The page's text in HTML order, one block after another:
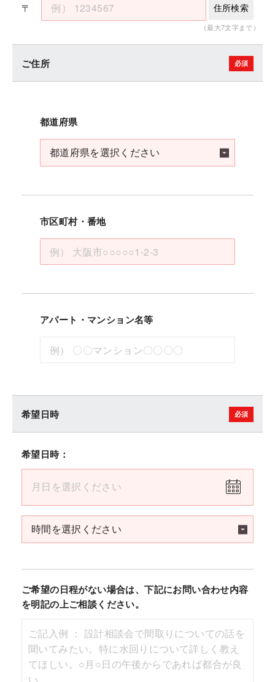
〒
（最大7文字まで）
住所検索
ご住所
都道府県
市区町村・番地
アパート・マンション名等
希望日時
希望日時：
ご希望の日程がない場合は、下記にお問い合わせ内容
を明記の上ご相談ください。